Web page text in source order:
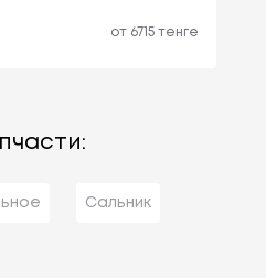
от 6715 тенге
Сальник